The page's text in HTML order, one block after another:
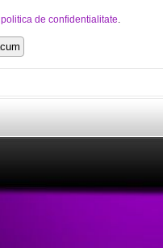
politica de confidentialitate.